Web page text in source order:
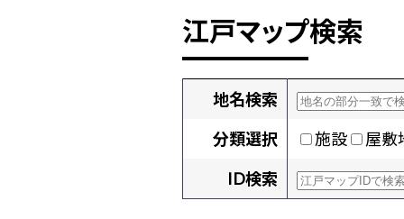
江戸マップ検索
地名検索
分類選択
施設
屋敷
ID検索